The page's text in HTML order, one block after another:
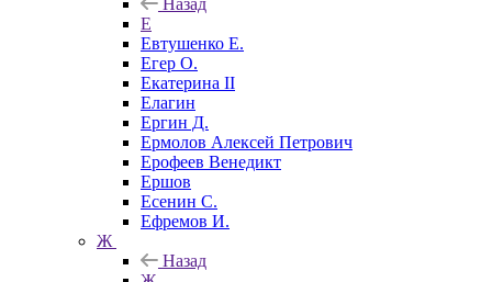
Назад
Е
Евтушенко Е.
Егер О.
Екатерина II
Елагин
Ергин Д.
Ермолов Алексей Петрович
Ерофеев Венедикт
Ершов
Есенин С.
Ефремов И.
Ж
Назад